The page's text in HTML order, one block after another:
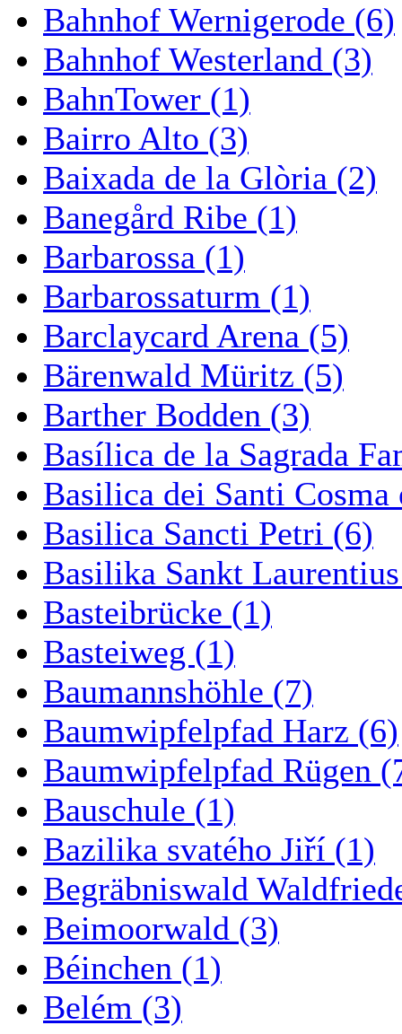
Bahnhof Wernigerode (6)
Bahnhof Westerland (3)
BahnTower (1)
Bairro Alto (3)
Baixada de la Glòria (2)
Banegård Ribe (1)
Barbarossa (1)
Barbarossaturm (1)
Barclaycard Arena (5)
Bärenwald Müritz (5)
Barther Bodden (3)
Basílica de la Sagrada
Basilica dei Santi
Basilica Sancti Petri (6)
Basilika Sankt
Basteibrücke (1)
Basteiweg (1)
Baumannshöhle (7)
Baumwipfelpfad Harz (6)
Baumwipfelpfad Rügen
Bauschule (1)
Bazilika svatého Jiří (1)
Begräbniswald
Beimoorwald (3)
Béinchen (1)
Belém (3)